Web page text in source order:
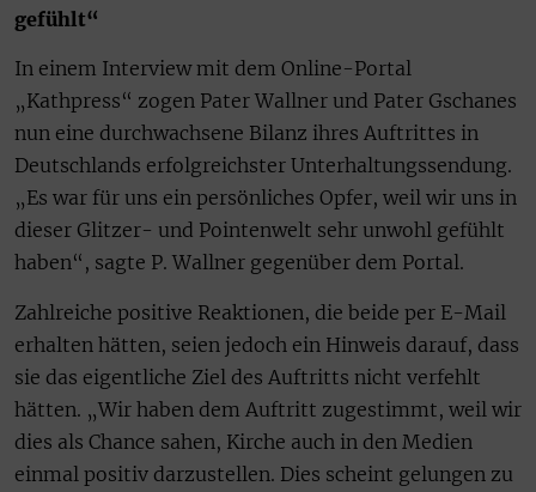
gefühlt“
In einem Interview mit dem Online-Portal
„Kathpress“ zogen Pater Wallner und Pater Gschanes
nun eine durchwachsene Bilanz ihres Auftrittes in
Deutschlands erfolgreichster Unterhaltungssendung.
„Es war für uns ein persönliches Opfer, weil wir uns in
dieser Glitzer- und Pointenwelt sehr unwohl gefühlt
haben“, sagte P. Wallner gegenüber dem Portal.
Zahlreiche positive Reaktionen, die beide per E-Mail
erhalten hätten, seien jedoch ein Hinweis darauf, dass
sie das eigentliche Ziel des Auftritts nicht verfehlt
hätten. „Wir haben dem Auftritt zugestimmt, weil wir
dies als Chance sahen, Kirche auch in den Medien
einmal positiv darzustellen. Dies scheint gelungen zu